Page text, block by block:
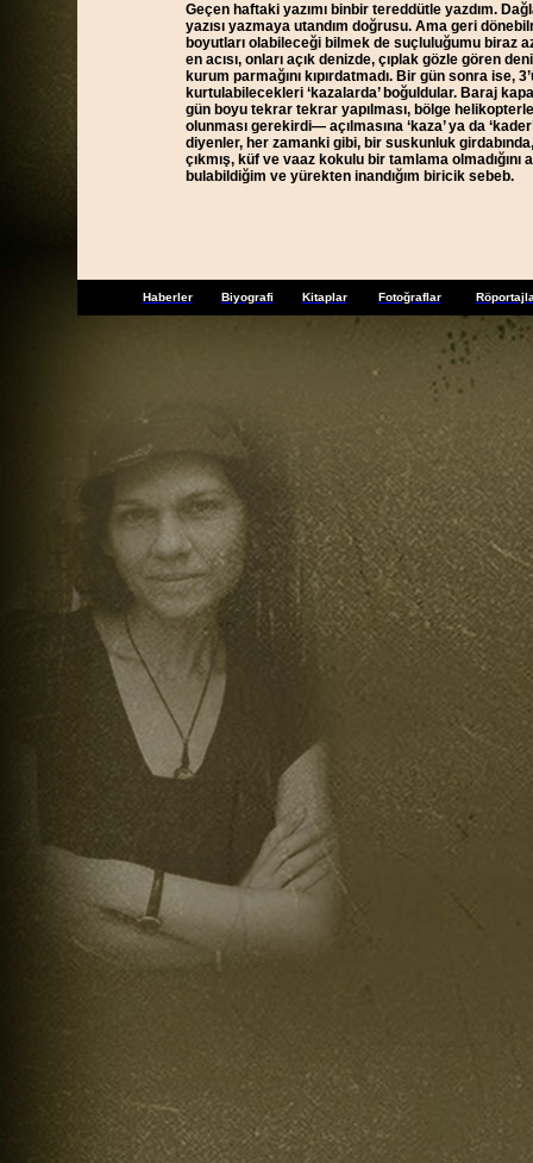
Geçen haftaki yazımı binbir tereddütle yazdım.
yazısı yazmaya utandım doğrusu. Ama geri
boyutları olabileceği bilmek de suçluluğumu biraz
en acısı, onları açık denizde, çıplak gözle gören
kurum parmağını kıpırdatmadı. Bir gün sonra
kurtulabilecekleri ‘kazalarda’ boğuldular. Baraj
gün boyu tekrar tekrar yapılması, bölge
olunması gerekirdi— açılmasına ‘kaza’ ya da
diyenler, her zamanki gibi, bir suskunluk
çıkmış, küf ve vaaz kokulu bir tamlama
bulabildiğim ve yürekten inandığım biricik sebeb.
Haberler Biyografi Kitaplar Fotoğraflar